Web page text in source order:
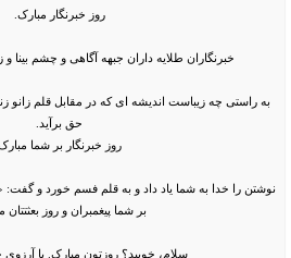
روز خبرنگار مبارک.
خبرنگاران طلایه داران جبهه آگاهی و چشم بینا و
به راستی چه زیباست اندیشه ای که در مقابل قلم زانو
حق برآید.
روز خبرنگار بر شما
نوشتن را خدا به شما یاد داد و به قلم فسم خورد و گفت:
بر شما پیغمبران و روز بعثتتان
سلام، خوبید؟ روزتون مبارک. با